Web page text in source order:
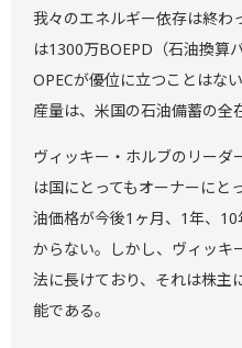
我々のエネルギー依存は終わ
は1300万BOEPD（石油換算
OPECが優位に立つことはな
産量は、米国の石油備蓄の全
ヴィッキー・ホルブのリーダ
は国にとってもオーナーにと
油価格が今後1ヶ月、1年、
からない。しかし、ヴィッキ
法に長けており、それは株主
能である。